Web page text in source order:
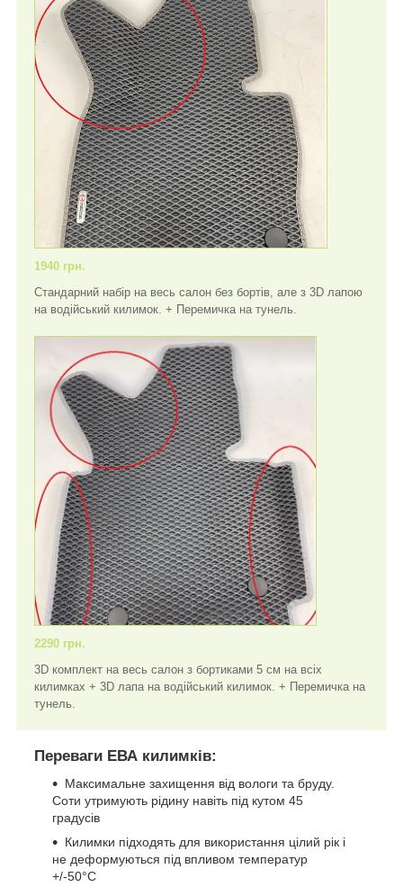
1940 грн.
Стандарний набір на весь салон без бортів, але з 3D лапою
на водійський килимок. + Перемичка на тунель.
2290 грн.
3D комплект на весь салон з бортиками 5 см на всіх
килимках + 3D лапа на водійський килимок. + Перемичка на
тунель.
Переваги ЕВА килимків:
Максимальне захищення від вологи та бруду.
Соти утримують рідину навіть під кутом 45
градусів
Килимки підходять для використання цілий рік і
не деформуються під впливом температур
+/-50°C